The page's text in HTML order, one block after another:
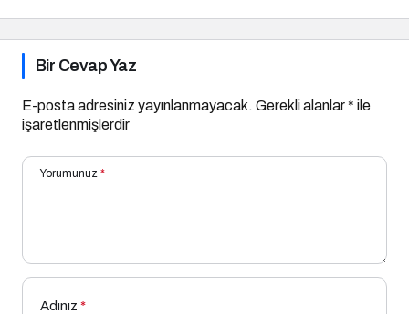
Bir Cevap Yaz
E-posta adresiniz yayınlanmayacak. Gerekli alanlar* ile
işaretlenmişlerdir
Yorumunuz *
Adınız *